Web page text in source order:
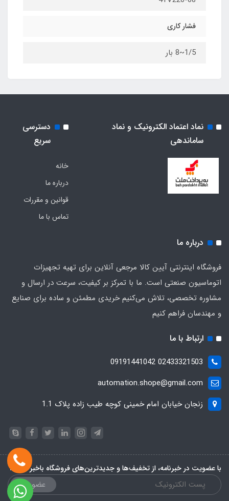
فشار کاری
1/5~8 بار
نماد اعتماد الکترونیک و نماد
ساماندهی
دسترسی
سریع
خانه
درباره ما
قوانین و مقررات
تماس با ما
درباره ما
فروشگاه اینترنتی آیین کالا مرجعی آنلاین برای تهیه تجهیزات
اتوماسیون صنعتی است. ما با تمرکز بر کیفیت، سرعت در ارسال و
مشاوره تخصصی، تلاش می‌کنیم خریدی مطمئن و ساده برای صنایع
و مهندسان فراهم کنیم
ارتباط با ما
02433321503 09191441042
automation.shope@gmail.com
زنجان خیابان امام خمینی کوچه طیب زاده پلاک 1.1
با عضویت در خبرنامه، از تخفیف‌ها و جدیدترین‌های فروشگاه باخبر شوید:
عضویت